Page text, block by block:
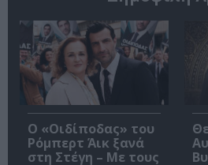
O «Οιδίποδας» του
Ρόμπερτ Άικ ξανά
στη Στέγη – Με τους